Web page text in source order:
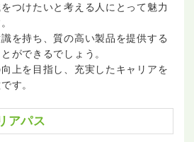
つけたいと考える人にとって魅力
を持ち、質の高い製品を提供する
ができるでしょう。
上を目指し、充実したキャリアを
す。
アパス